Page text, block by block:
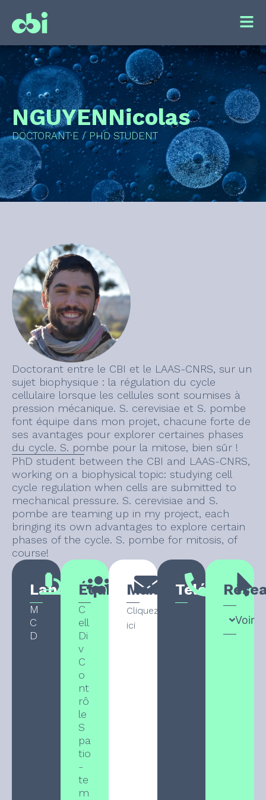
NGUYENNicolas
DOCTORANT·E / PHD STUDENT
Laboratoire
M
C
D
Équipe
C
ell
Di
v
C
o
nt
rô
le
S
pa
tio
-
te
m
Mail
Cliquez
ici
Téléphone
Voir
Doctorant entre le CBI et le LAAS-CNRS, sur un
sujet biophysique : la régulation du cycle
cellulaire lorsque les cellules sont soumises à
pression mécanique. S. cerevisiae et S. pombe
font équipe dans mon projet, chacune forte de
ses avantages pour explorer certaines phases
du cycle. S. pombe pour la mitose, bien sûr !
PhD student between the CBI and LAAS-CNRS,
working on a biophysical topic: studying cell
cycle regulation when cells are submitted to
mechanical pressure. S. cerevisiae and S.
pombe are teaming up in my project, each
bringing its own advantages to explore certain
phases of the cycle. S. pombe for mitosis, of
course!